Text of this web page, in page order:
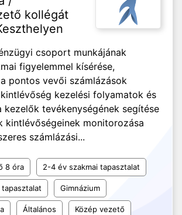
kollégát
csoport munkájának
figyelemmel kísérése,
pontos vevői számlázások
kezelési folyamatok és
kezelők tevékenységének segítése
kintlévőségeinek monitorozása
számlázási...
8 óra 2-4 év szakmai tapasztalat
Gimnázium
Általános Közép vezető